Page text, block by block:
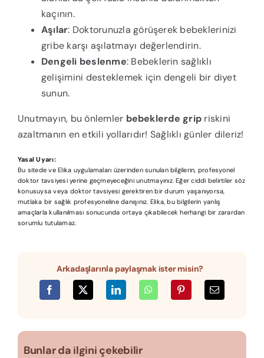
kaçının.
Aşılar: Doktorunuzla görüşerek bebeklerinizi
gribe karşı aşılatmayı değerlendirin.
Dengeli beslenme: Bebeklerin sağlıklı
gelişimini desteklemek için dengeli bir diyet
sunun.
Unutmayın, bu önlemler bebeklerde grip riskini
azaltmanın en etkili yollarıdır! Sağlıklı günler dileriz!
Yasal Uyarı:
Bu sitede ve Elika uygulamaları üzerinden sunulan bilgilerin, profesyonel
doktor tavsiyesi yerine geçmeyeceğini unutmayınız. Eğer ciddi belirtiler söz
konusuysa veya doktor tavsiyesi gerektiren bir durum yaşanıyorsa,
mutlaka bir sağlık profesyoneline danışınız. Elika, bu bilgilerin yanlış
amaçlarla kullanılması sonucunda ortaya çıkabilecek herhangi bir zarardan
sorumlu tutulamaz.
Arkadaşlarınla paylaşmak ister misin?
Bunlar da ilgini çekebilir